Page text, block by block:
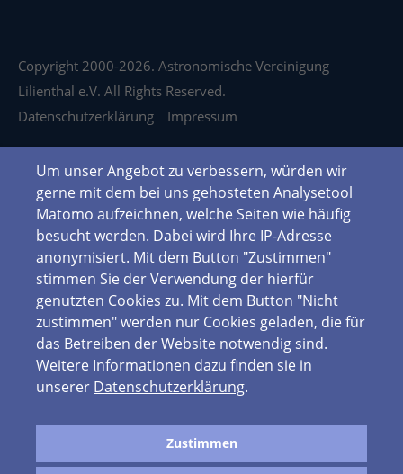
Copyright 2000-2026. Astronomische Vereinigung
Lilienthal e.V. All Rights Reserved.
Datenschutzerklärung
Impressum
Um unser Angebot zu verbessern, würden wir
gerne mit dem bei uns gehosteten Analysetool
Matomo aufzeichnen, welche Seiten wie häufig
besucht werden. Dabei wird Ihre IP-Adresse
anonymisiert. Mit dem Button "Zustimmen"
stimmen Sie der Verwendung der hierfür
genutzten Cookies zu. Mit dem Button "Nicht
zustimmen" werden nur Cookies geladen, die für
das Betreiben der Website notwendig sind.
Weitere Informationen dazu finden sie in
unserer Datenschutzerklärung.
Zustimmen